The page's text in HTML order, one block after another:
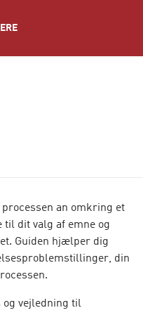
an omkring et
dit valg af emne og
Guiden hjælper dig
din
og vejledning til